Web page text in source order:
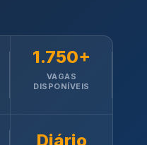
1.750+
VAGAS
DISPONÍVEIS
Diário